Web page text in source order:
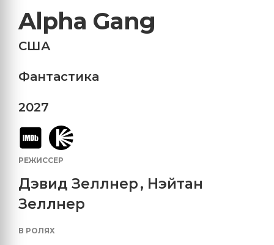
Alpha Gang
США
Фантастика
2027
РЕЖИССЕР
Дэвид Зеллнер, Нэйтан
Зеллнер
В РОЛЯХ